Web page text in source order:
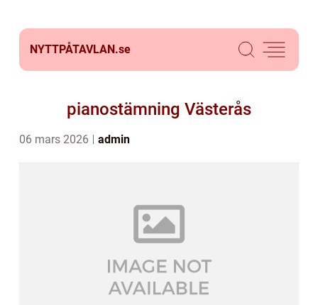
NYTTPÅTAVLAN.se
pianostämning Västerås
06 mars 2026 admin